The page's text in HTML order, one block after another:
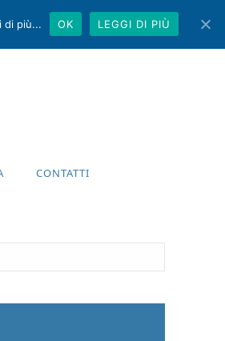
CONTATTI
CONTATTI
di più... OK LEGGI DI PIÙ